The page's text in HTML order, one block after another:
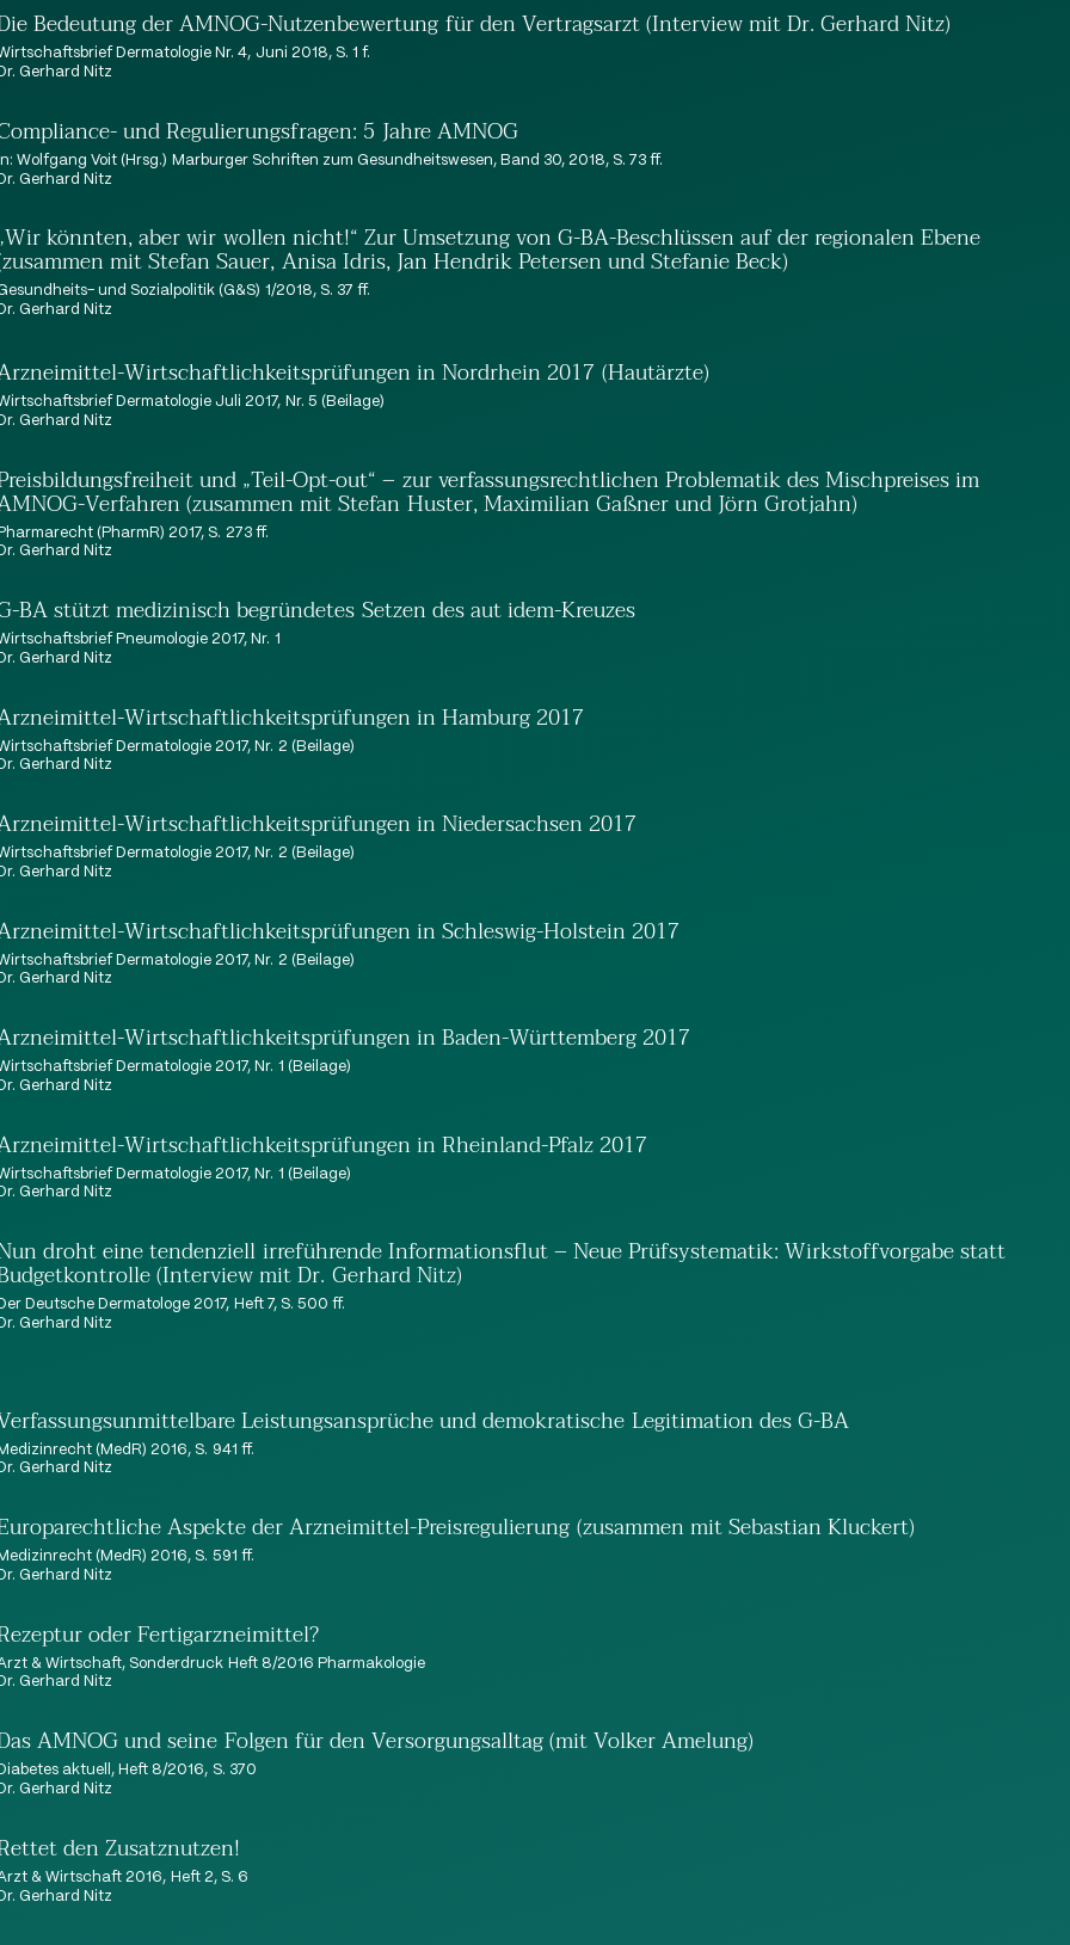
Bedeutung der AMNOG-Nutzenbewertung für den Vertragsarzt (Interview mit Dr. Gerhard Nitz)
Dermatologie Nr. 4, Juni 2018, S. 1 f.
Gerhard Nitz
und Regulierungsfragen: 5 Jahre AMNOG
Wolfgang Voit (Hrsg.) Marburger Schriften zum Gesundheitswesen, Band 30, 2018, S. 73 ff.
Gerhard Nitz
könnten, aber wir wollen nicht!“ Zur Umsetzung von G-BA-Beschlüssen auf der regionalen Ebene
mit Stefan Sauer, Anisa Idris, Jan Hendrik Petersen und Stefanie Beck)
und Sozialpolitik (G&S) 1/2018, S. 37 ff.
Gerhard Nitz
Wirtschaftlichkeitsprüfungen in Nordrhein 2017 (Hautärzte)
Dermatologie Juli 2017, Nr. 5 (Beilage)
Gerhard Nitz
und „Teil-Opt-out“ – zur verfassungsrechtlichen Problematik des Mischpreises im
Verfahren (zusammen mit Stefan Huster, Maximilian Gaßner und Jörn Grotjahn)
(PharmR) 2017, S. 273 ff.
Gerhard Nitz
BA stützt medizinisch begründetes Setzen des aut idem-Kreuzes
Pneumologie 2017, Nr. 1
Gerhard Nitz
Wirtschaftlichkeitsprüfungen in Hamburg 2017
Dermatologie 2017, Nr. 2 (Beilage)
Gerhard Nitz
Wirtschaftlichkeitsprüfungen in Niedersachsen 2017
Dermatologie 2017, Nr. 2 (Beilage)
Gerhard Nitz
Wirtschaftlichkeitsprüfungen in Schleswig-Holstein 2017
Dermatologie 2017, Nr. 2 (Beilage)
Gerhard Nitz
Wirtschaftlichkeitsprüfungen in Baden-Württemberg 2017
Dermatologie 2017, Nr. 1 (Beilage)
Gerhard Nitz
Wirtschaftlichkeitsprüfungen in Rheinland-Pfalz 2017
Dermatologie 2017, Nr. 1 (Beilage)
Gerhard Nitz
droht eine tendenziell irreführende Informationsflut – Neue Prüfsystematik: Wirkstoffvorgabe statt
(Interview mit Dr. Gerhard Nitz)
Deutsche Dermatologe 2017, Heft 7, S. 500 ff.
Gerhard Nitz
Leistungsansprüche und demokratische Legitimation des G-BA
(MedR) 2016, S. 941 ff.
Gerhard Nitz
Aspekte der Arzneimittel-Preisregulierung (zusammen mit Sebastian Kluckert)
(MedR) 2016, S. 591 ff.
Gerhard Nitz
oder Fertigarzneimittel?
& Wirtschaft, Sonderdruck Heft 8/2016 Pharmakologie
Gerhard Nitz
AMNOG und seine Folgen für den Versorgungsalltag (mit Volker Amelung)
aktuell, Heft 8/2016, S. 370
Gerhard Nitz
den Zusatznutzen!
& Wirtschaft 2016, Heft 2, S. 6
Gerhard Nitz